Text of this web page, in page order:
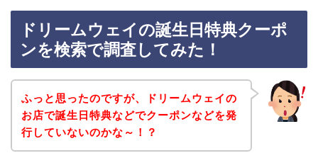
ドリームウェイの誕生日特典クーポ
ンを検索で調査してみた！
ふっと思ったのですが、ドリームウェイの
お店で誕生日特典などでクーポンなどを発
行していないのかな～！？